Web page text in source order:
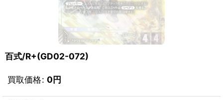
百式/R+(GD02-072)
買取価格: 0円